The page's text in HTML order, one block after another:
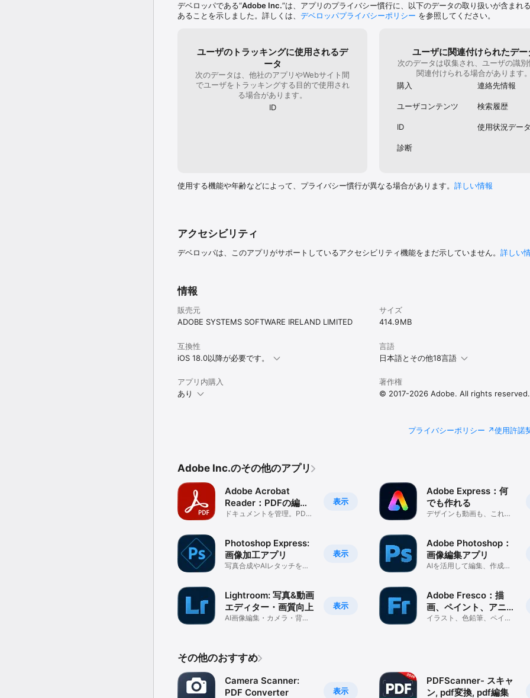
デベロッパである“Adobe Inc.”は、アプリのプライバシー慣行に、以下のデータの取り扱いが含まれ
あることを示しました。詳しくは、 デベロッパプライバシーポリシー を参照してください。
ユーザのトラッキングに使用されるデ
ータ
次のデータは、他社のアプリやWebサイト間
でユーザをトラッキングする目的で使用され
る場合があります。
ID
ユーザに関連付けられたデー
次のデータは収集され、ユーザの識別
関連付けられる場合があります。
購入
連絡先情報
ユーザコンテンツ 検索履歴
ID 使用状況データ
診断
使用する機能や年齢などによって、プライバシー慣行が異なる場合があります。 詳しい情報
アクセシビリティ
デベロッパは、このアプリがサポートしているアクセシビリティ機能をまだ示していません。 詳しい
情報
販売元
ADOBE SYSTEMS SOFTWARE IRELAND LIMITED
サイズ
414.9 MB
互換性
iOS 18.0以降が必要です。
言語
日本語とその他18言語
アプリ内購入
あり
著作権
© 2017-2026 Adobe. All rights reserved.
プライバシーポリシー 使用許諾
Adobe Inc.のその他のアプリ
表示
Adobe Acrobat
Reader：PDFの編集
と変換
ドキュメントを管理。PDF
表示
Photoshop Express:
画像加工アプリ
写真合成やAIレタッチを活
表示
Lightroom: 写真&動画
エディター・画質向上
AI画像編集・カメラ・背景
Adobe Express：何
でも作れる
デザインも動画も、これひ
Adobe Photoshop：
画像編集アプリ
AIを活用して編集、作成、
Adobe Fresco：描
画、ペイント、アニメ
制作
イラスト、色鉛筆、ペイン
その他のおすすめ
表示
Camera Scanner:
PDF Converter
PDFScanner- スキャ
ン, pdf変換, pdf編集